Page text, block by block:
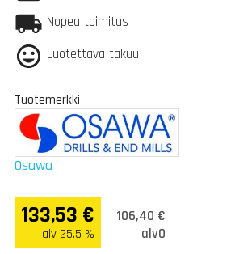
Nopea toimitus
Luotettava takuu
Tuotemerkki
Osawa
133,53 €
alv 25.5 %
106,40 €
alv0